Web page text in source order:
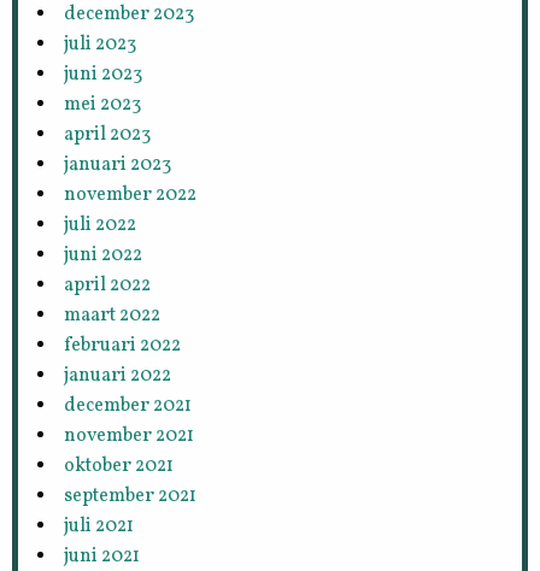
december 2023
juli 2023
juni 2023
mei 2023
april 2023
januari 2023
november 2022
juli 2022
juni 2022
april 2022
maart 2022
februari 2022
januari 2022
december 2021
november 2021
oktober 2021
september 2021
juli 2021
juni 2021